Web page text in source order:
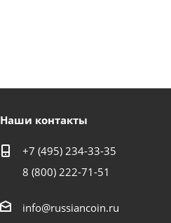
Наши контакты
+7 (495) 234-33-35
8 (800) 222-71-51
info@russiancoin.ru